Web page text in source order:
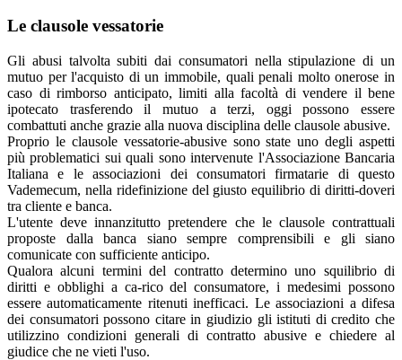
Le clausole vessatorie
Gli abusi talvolta subiti dai consumatori nella stipulazione di un
mutuo per l'acquisto di un immobile, quali penali molto onerose in
caso di rimborso anticipato, limiti alla facoltà di vendere il bene
ipotecato trasferendo il mutuo a terzi, oggi possono essere
combattuti anche grazie alla nuova disciplina delle clausole abusive.
Proprio le clausole vessatorie-abusive sono state uno degli aspetti
più problematici sui quali sono intervenute l'Associazione Bancaria
Italiana e le associazioni dei consumatori firmatarie di questo
Vademecum, nella ridefinizione del giusto equilibrio di diritti-doveri
tra cliente e banca.
L'utente deve innanzitutto pretendere che le clausole contrattuali
proposte dalla banca siano sempre comprensibili e gli siano
comunicate con sufficiente anticipo.
Qualora alcuni termini del contratto determino uno squilibrio di
diritti e obblighi a ca-rico del consumatore, i medesimi possono
essere automaticamente ritenuti inefficaci. Le associazioni a difesa
dei consumatori possono citare in giudizio gli istituti di credito che
utilizzino condizioni generali di contratto abusive e chiedere al
giudice che ne vieti l'uso.